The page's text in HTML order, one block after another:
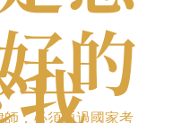
的
，必須通過國家考